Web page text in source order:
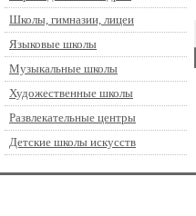
Школы, гимназии, лицеи
Языковые школы
Музыкальные школы
Художественные школы
Развлекательные центры
Детские школы искусств